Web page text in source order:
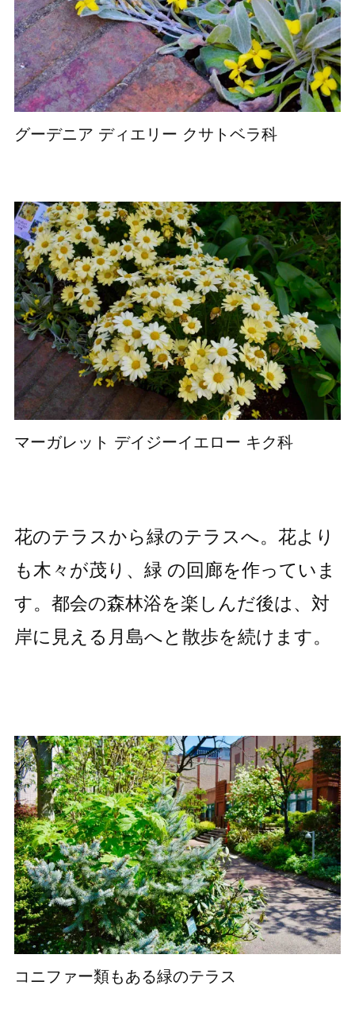
グーデニア ディエリー クサトベラ科
マーガレット デイジーイエロー キク科
花のテラスから緑のテラスへ。花より
も木々が茂り、緑 の回廊を作っていま
す。都会の森林浴を楽しんだ後は、対
岸に見える月島へと散歩を続けます。
コニファー類もある緑のテラス